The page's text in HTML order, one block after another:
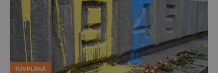
TUVPLĀNĀ